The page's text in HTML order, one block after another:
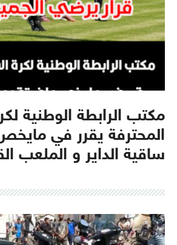
مكتب الرابطة الوطنية
المحترفة يقرر في
ساقية الداير و الملعب